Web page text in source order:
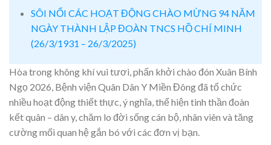
SÔI NỔI CÁC HOẠT ĐỘNG CHÀO MỪNG 94 NĂM
NGÀY THÀNH LẬP ĐOÀN TNCS HỒ CHÍ MINH
(26/3/1931 – 26/3/2025)
Hòa trong không khí vui tươi, phấn khởi chào đón Xuân Bính
Ngọ 2026, Bệnh viện Quân Dân Y Miền Đông đã tổ chức
nhiều hoạt động thiết thực, ý nghĩa, thể hiện tinh thần đoàn
kết quân – dân y, chăm lo đời sống cán bộ, nhân viên và tăng
cường mối quan hệ gắn bó với các đơn vị bạn.